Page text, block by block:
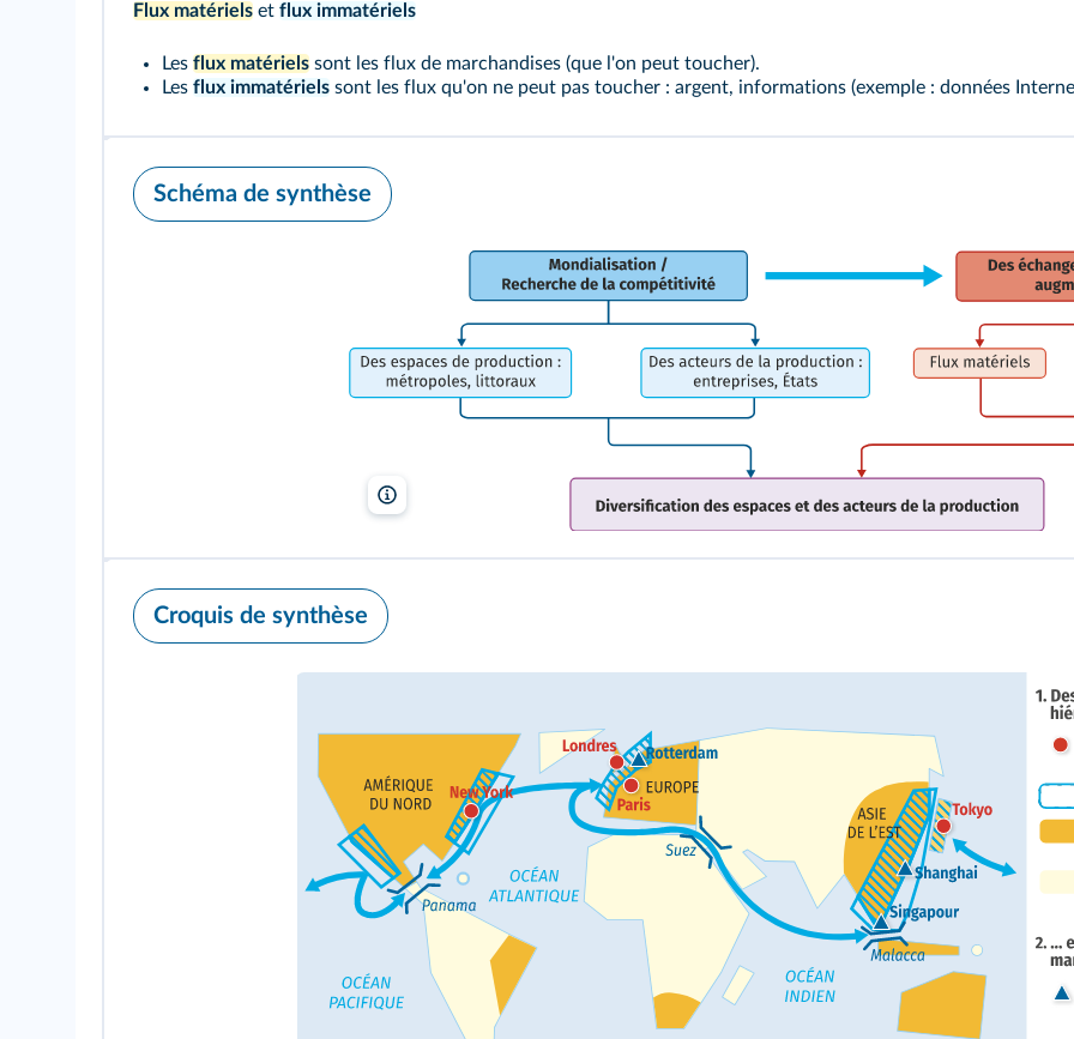
Flux matériels et flux immatériels
Les flux matériels sont les flux de marchandises (que l'on peut toucher).
Les flux immatériels sont les flux qu'on ne peut pas toucher : argent, informations (exemple : données
Schéma de synthèse
Croquis de synthèse